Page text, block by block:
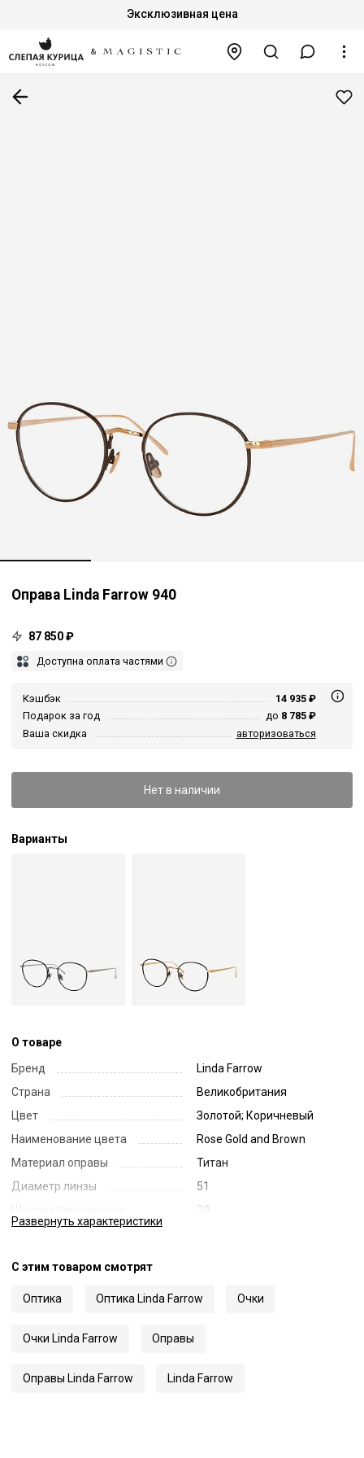
Эксклюзивная цена
Оправа Linda Farrow 940
87 850 ₽
Доступна оплата частями
Кэшбэк
14 935 ₽
Подарок за год
до 8 785 ₽
Ваша скидка
авторизоваться
Нет в наличии
Варианты
О товаре
Бренд
Linda Farrow
Страна
Великобритания
Цвет
Золотой; Коричневый
Наименование цвета
Rose Gold and Brown
Материал оправы
Титан
Диаметр линзы
51
20
Развернуть характеристики
С этим товаром смотрят
Оптика Оптика Linda Farrow Очки
Очки Linda Farrow Оправы
Оправы Linda Farrow Linda Farrow